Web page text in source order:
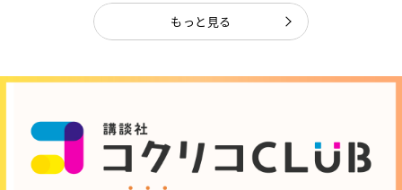
もっと見る